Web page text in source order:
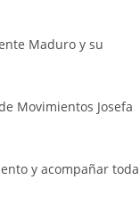
Maduro y su
Movimientos Josefa
y acompañar